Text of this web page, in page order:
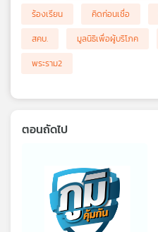
ร้องเรียน
คิดก่อนเชื่อ
สคบ.
มูลนิธิเพื่อผู้บริโภค
พระราม2
ตอนถัดไป